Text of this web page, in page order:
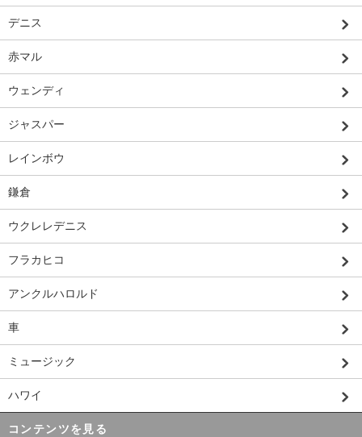
デニス
赤マル
ウェンディ
ジャスパー
レインボウ
鎌倉
ウクレレデニス
フラカヒコ
アンクルハロルド
車
ミュージック
ハワイ
コンテンツを見る